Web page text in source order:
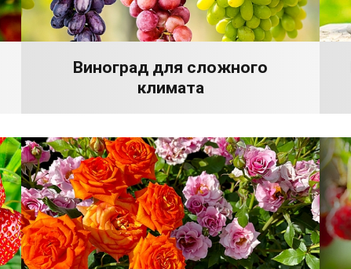
Виноград для сложного
климата